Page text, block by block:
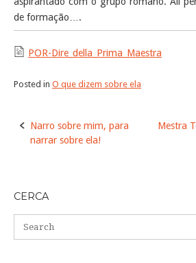
de formação….
POR-Dire_della_Prima_Maestra
Posted in O que dizem sobre ela
Post
navigation
Narro sobre mim, para
narrar sobre ela!
Mestra
CERCA